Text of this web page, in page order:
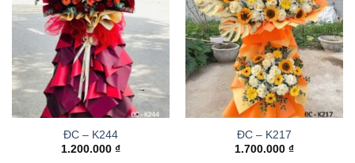
ĐC – K244
1.200.000 ₫
ĐC – K217
1.700.000 ₫